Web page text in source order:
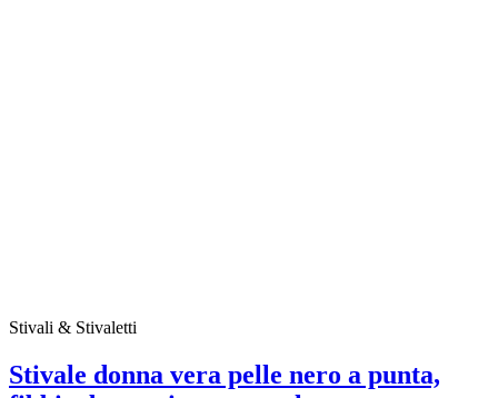
Stivali & Stivaletti
Stivale donna vera pelle nero a punta,